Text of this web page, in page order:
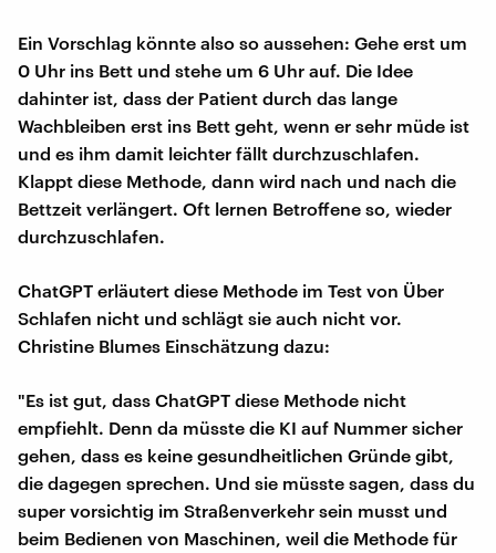
Ein Vorschlag könnte also so aussehen: Gehe erst um
0 Uhr ins Bett und stehe um 6 Uhr auf. Die Idee
dahinter ist, dass der Patient durch das lange
Wachbleiben erst ins Bett geht, wenn er sehr müde ist
und es ihm damit leichter fällt durchzuschlafen.
Klappt diese Methode, dann wird nach und nach die
Bettzeit verlängert. Oft lernen Betroffene so, wieder
durchzuschlafen.
ChatGPT erläutert diese Methode im Test von Über
Schlafen nicht und schlägt sie auch nicht vor.
Christine Blumes Einschätzung dazu:
"Es ist gut, dass ChatGPT diese Methode nicht
empfiehlt. Denn da müsste die KI auf Nummer sicher
gehen, dass es keine gesundheitlichen Gründe gibt,
die dagegen sprechen. Und sie müsste sagen, dass du
super vorsichtig im Straßenverkehr sein musst und
beim Bedienen von Maschinen, weil die Methode für